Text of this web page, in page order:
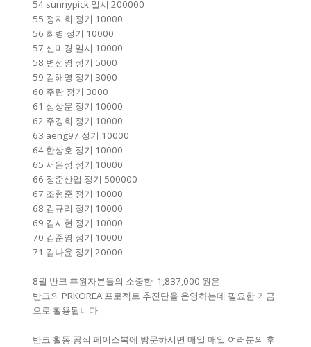
54 sunnypick 일시 200000
55 정지희 정기 10000
56 최령 정기 10000
57 신미경 일시 10000
58 변선영 정기 5000
59 김해영 정기 3000
60 주란 정기 3000
61 심상문 정기 10000
62 주경희 정기 10000
63 aeng97 정기 10000
64 한상호 정기 10000
65 서은정 정기 10000
66 정준산업 정기 500000
67 조형준 정기 10000
68 김규리 정기 10000
69 김시현 정기 10000
70 김준영 정기 10000
71 김나윤 정기 20000
8월 반크 후원자분들의 소중한 1,837,000 원은
반크의 PRKOREA 프로젝트 추진단을 운영하는데 필요한 기금
으로 활용됩니다.
반크 활동 공식 페이스북에 방문하시면 매일 매일 여러분의 후